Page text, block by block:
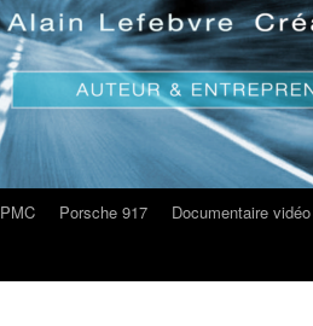
Porsche 917
Documentaire